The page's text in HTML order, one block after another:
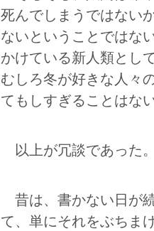
死んでしまうではない
ないということではな
かけている新人類とし
むしろ冬が好きな人々
てもしすぎることはな
以上が冗談であった
昔は、書かない日が
て、単にそれをぶちま